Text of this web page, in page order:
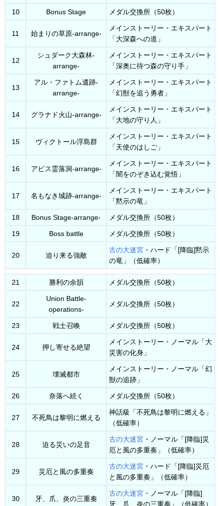
10 Bonus Stage メダル交換所（50枚）
11 始まりの草原-arrange-
メインストーリー・エキスパート
「大深森への道」
12
シュダーク大森林-
arrange-
メインストーリー・エキスパート
「深奥に待つ森の守り手」
13
アル・ファトム遺跡-
arrange-
メインストーリー・エキスパート
「幻獣を追う勇者」
14 グラナド火山-arrange-
メインストーリー・エキスパート
「大地の守り人」
15 ヴィクトール浮島群
メインストーリー・エキスパート
「天使のはしご」
16 アビス霊落洞-arrange-
メインストーリー・エキスパート
「闇をのぞき込む覚悟」
17 名もなき城跡-arrange-
メインストーリー・エキスパート
「黙示の竜」
18 Bonus Stage-arrange- メダル交換所（50枚）
19 Boss battle メダル交換所（50枚）
20 迫り来る強敵
古の大迷宮 ・ハード「[降臨]黙示
の竜」（低確率）
21 勝利の余韻 メダル交換所（50枚）
22
Union Battle-
operations-
メダル交換所（50枚）
23 戦士召喚 メダル交換所（50枚）
24 押し寄せる絶望
メインストーリー・ノーマル「大
災害の化身」
25 壊滅都市
メインストーリー・ノーマル「幻
獣の追跡」
26 奈落へ続く メダル交換所（50枚）
27 不死鳥は黎明に燃える
神話級「不死鳥は黎明に燃える」
（低確率）
28 迫る災いの足音
古の大迷宮 ・ノーマル「[降臨]災
厄と風の多重奏」（低確率）
29 災厄と風の多重奏
古の大迷宮 ・ハード「[降臨]災厄
と風の多重奏」（低確率）
30 牙、爪、炎の三重奏
古の大迷宮 ・ノーマル「[降臨]
牙、爪、炎の三重奏」（低確率）